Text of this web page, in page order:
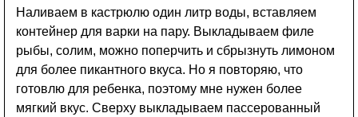
Наливаем в кастрюлю один литр воды, вставляем
контейнер для варки на пару. Выкладываем филе
рыбы, солим, можно поперчить и сбрызнуть лимоном
для более пикантного вкуса. Но я повторяю, что
готовлю для ребенка, поэтому мне нужен более
мягкий вкус. Сверху выкладываем пассерованный